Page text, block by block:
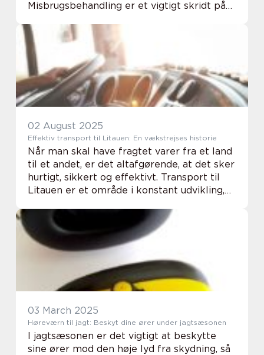
Misbrugsbehandling er et vigtigt skridt på
det kræver resso...
02 August 2025
Effektiv transport til Litauen: En vækstrejses historie
Når man skal have fragtet varer fra et land
til et andet, er det altafgørende, at det sker
hurtigt, sikkert og effektivt. Transport til
Litauen er et område i konstant udvikling,
03 March 2025
Høreværn til jagt: Beskyt dine ører under jagtsæsonen
I jagtsæsonen er det vigtigt at beskytte
sine ører mod den høje lyd fra skydning, så